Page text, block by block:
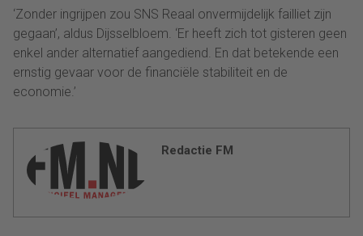
‘Zonder ingrijpen zou SNS Reaal onvermijdelijk failliet zijn
gegaan’, aldus Dijsselbloem. ‘Er heeft zich tot gisteren geen
enkel ander alternatief aangediend. En dat betekende een
ernstig gevaar voor de financiële stabiliteit en de
economie.’
Redactie FM